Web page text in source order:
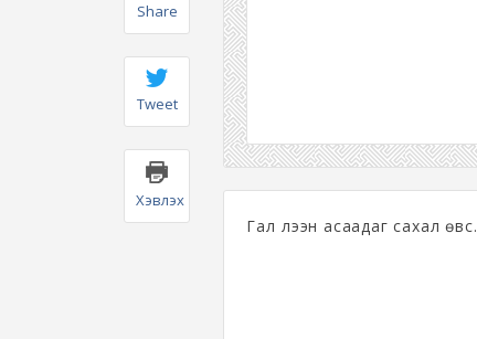
Share
Tweet
Хэвлэх
Гал үлээн асаадаг сахал өвс.